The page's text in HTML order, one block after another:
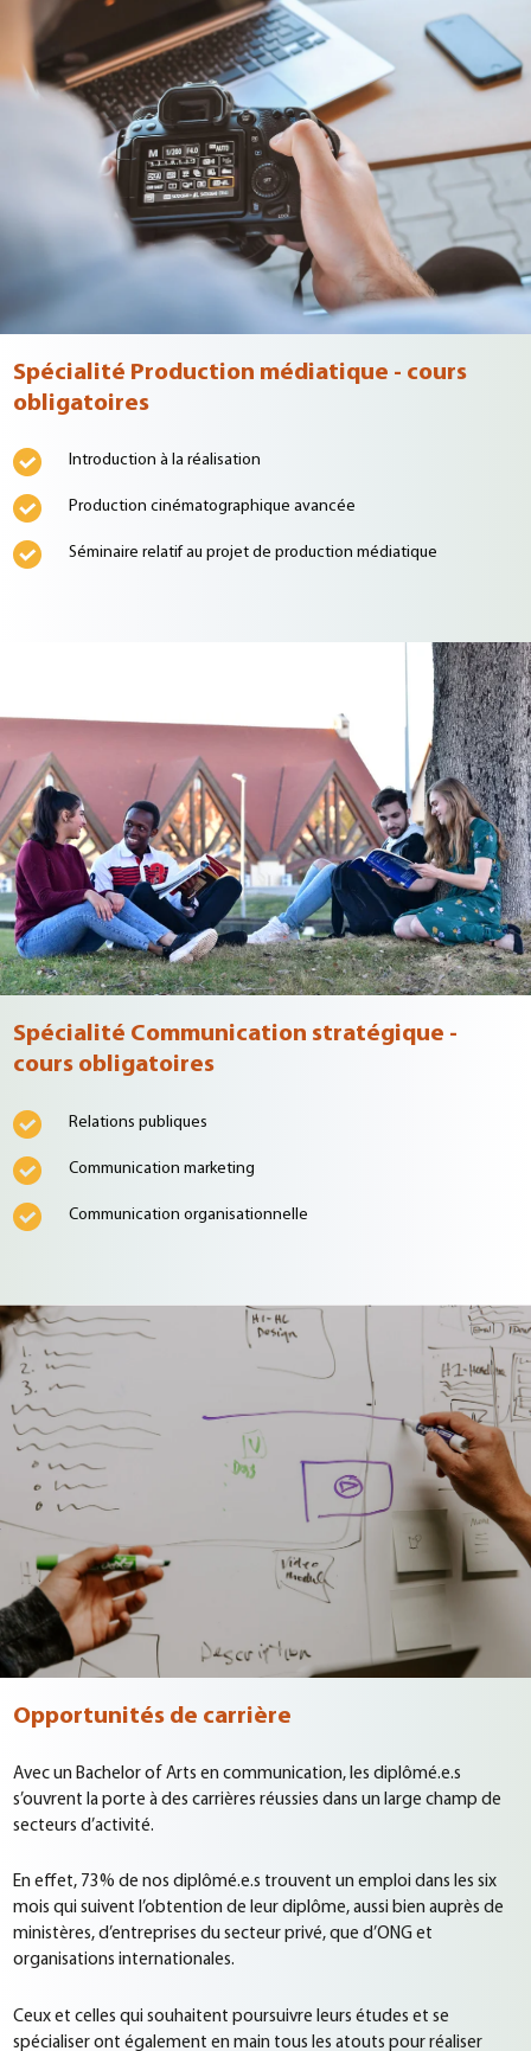
Spécialité Production médiatique - cours
obligatoires
Introduction à la réalisation
Production cinématographique avancée
Séminaire relatif au projet de production médiatique
Spécialité Communication stratégique -
cours obligatoires
Relations publiques
Communication marketing
Communication organisationnelle
Opportunités de carrière
Avec un Bachelor of Arts en communication, les diplômé.e.s
s’ouvrent la porte à des carrières réussies dans un large champ de
secteurs d’activité.
En effet, 73% de nos diplômé.e.s trouvent un emploi dans les six
mois qui suivent l’obtention de leur diplôme, aussi bien auprès de
ministères, d’entreprises du secteur privé, que d’ONG et
organisations internationales.
Ceux et celles qui souhaitent poursuivre leurs études et se
spécialiser ont également en main tous les atouts pour réaliser